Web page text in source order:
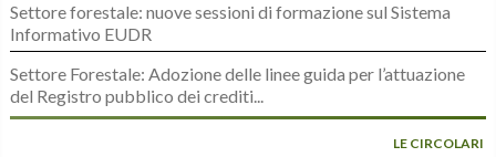
Settore forestale: nuove sessioni di formazione sul Sistema
Informativo EUDR
Settore Forestale: Adozione delle linee guida per l’attuazione
del Registro pubblico dei crediti...
LE CIRCOLARI